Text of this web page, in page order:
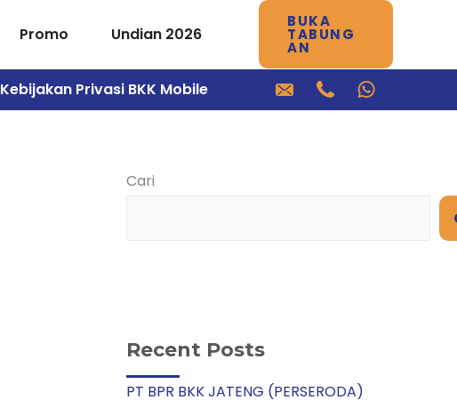
Promo Undian 2026
BUKA
TABUNG
AN
Kebijakan Privasi BKK Mobile
Cari
Recent Posts
PT BPR BKK JATENG (PERSERODA)